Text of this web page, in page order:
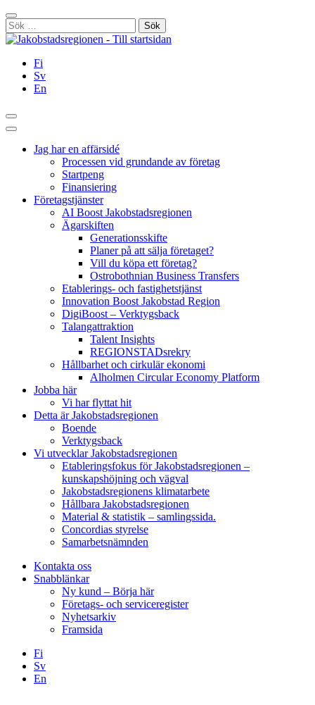
Hoppa
till
innehållet
Stäng
Sök
efter:
Fi
Sv
En
Sök
Huvudmeny
Jag har en affärsidé
Processen vid grundande av företag
Startpeng
Finansiering
Företagstjänster
AI Boost Jakobstadsregionen
Ägarskiften
Generationsskifte
Planer på att sälja företaget?
Vill du köpa ett företag?
Ostrobothnian Business Transfers
Etablerings- och fastighetstjänst
Innovation Boost Jakobstad Region
DigiBoost – Verktygsback
Talangattraktion
Talent Insights
REGIONSTADsrekry
Hållbarhet och cirkulär ekonomi
Alholmen Circular Economy Platform
Jobba här
Vi har flyttat hit
Detta är Jakobstadsregionen
Boende
Verktygsback
Vi utvecklar Jakobstadsregionen
Etableringsfokus för Jakobstadsregionen –
kunskapshöjning och vägval
Jakobstadsregionens klimatarbete
Hållbara Jakobstadsregionen
Material & statistik – samlingssida.
Concordias styrelse
Samarbetsnämnden
Kontakta oss
Snabblänkar
Ny kund – Börja här
Företags- och serviceregister
Nyhetsarkiv
Framsida
Fi
Sv
En